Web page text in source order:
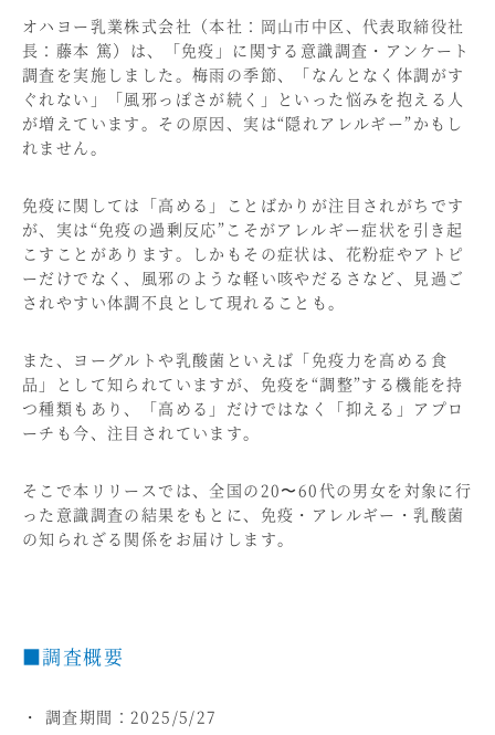
オハヨー乳業株式会社（本社：岡山市中区、代表取締役社
長：藤本 篤）は、「免疫」に関する意識調査・アンケート
調査を実施しました。梅雨の季節、「なんとなく体調がす
ぐれない」「風邪っぽさが続く」といった悩みを抱える人
が増えています。その原因、実は“隠れアレルギー”かもし
れません。
免疫に関しては「高める」ことばかりが注目されがちです
が、実は“免疫の過剰反応”こそがアレルギー症状を引き起
こすことがあります。しかもその症状は、花粉症やアトピ
ーだけでなく、風邪のような軽い咳やだるさなど、見過ご
されやすい体調不良として現れることも。
また、ヨーグルトや乳酸菌といえば「免疫力を高める食
品」として知られていますが、免疫を“調整”する機能を持
つ種類もあり、「高める」だけではなく「抑える」アプロ
ーチも今、注目されています。
そこで本リリースでは、全国の20〜60代の男女を対象に行
った意識調査の結果をもとに、免疫・アレルギー・乳酸菌
の知られざる関係をお届けします。
■調査概要
調査期間：2025/5/27